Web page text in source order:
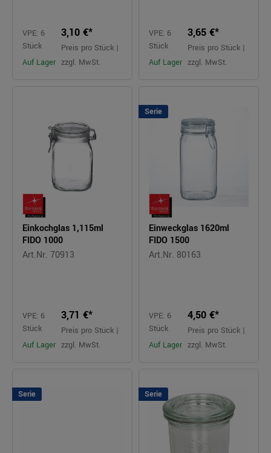
VPE: 6
Stück
Auf Lager
3,10 €*
Preis pro Stück |
zzgl. MwSt.
VPE: 6
Stück
Auf Lager
3,65 €*
Preis pro Stück |
zzgl. MwSt.
Einkochglas 1,115ml
FIDO 1000
Art.Nr. 70913
VPE: 6
Stück
Auf Lager
3,71 €*
Preis pro Stück |
zzgl. MwSt.
Serie
Einweckglas 1620ml
FIDO 1500
Art.Nr. 80163
VPE: 6
Stück
Auf Lager
4,50 €*
Preis pro Stück |
zzgl. MwSt.
Serie Serie